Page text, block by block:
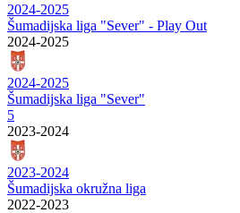
2024-2025
Šumadijska liga "Sever" - Play Out
2024-2025
2024-2025
Šumadijska liga "Sever"
5
2023-2024
2023-2024
Šumadijska okružna liga
2022-2023